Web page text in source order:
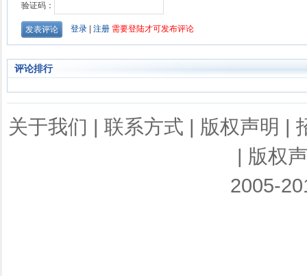
评论排行
关于我们 | 联系方式 | 版权声明 |
| 版权
2005-